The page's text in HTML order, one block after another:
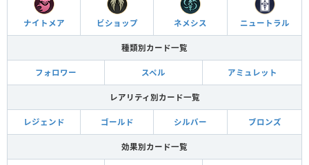
ナイトメア ビショップ ネメシス ニュートラル
種類別カード一覧
フォロワー スペル アミュレット
レアリティ別カード一覧
レジェンド ゴールド シルバー ブロンズ
効果別カード一覧